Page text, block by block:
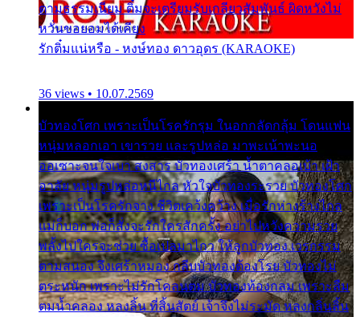
ตามธรรมเนียม ติ๋มจะเตรียมรับเกลียวสัมพันธ์ ผิดหวังไม่
หวั่นขอยอมได้เคียง
รักติ๋มแน่หรือ - หงษ์ทอง ดาวอุดร (KARAOKE)
36 views • 10.07.2569
บัวทองโศก เพราะเป็นโรครักรุม ในอกกลัดกลุ้ม โดนแฟน
หนุ่มหลอกเอา เขารวย และรูปหล่อ มาพะเน้าพะนอ
ออเซาะจนใจเบา สงสาร บัวทองเศร้า น้ำตาคลอเบ้า เฝ้า
อาลัย หนุ่มรูปหล่อหนีไกล หัวใจบัวทองระรวย บัวทองโศก
เพราะเป็นโรครักจาง ชีวิตเคว้งคว้าง เมื่อรักห่างร้างไกล
แม่ก็บอก พ่อก็สั่งจะรักใครสักครั้ง อย่าไปหวังความรวย
พลั้งไปใครจะช่วย ซื้อเปลมาไกว ให้ลูกบัวทอง เวรกรรม
ตามสนอง จึงเศร้าหมอง กลีบบัวทองต้องโรย บัวทองไม่
ตระหนัก เพราะไม่รักโคลนตม บัวทองท้องกลม เพราะลืม
ตมน้ำคลอง หลงลิ้น ที่สิ้นสัตย์ เจ้าจึงไม่ระมัด หลงกลิ่นลิ้น